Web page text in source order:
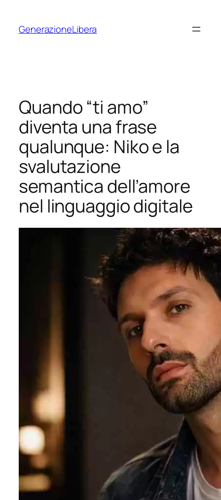
contenuto
GenerazioneLibera
Quando “ti amo”
diventa una frase
qualunque: Niko e la
svalutazione
semantica dell’amore
nel linguaggio digitale